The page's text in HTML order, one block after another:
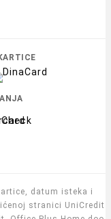
datum isteka i
stranici UniCredit